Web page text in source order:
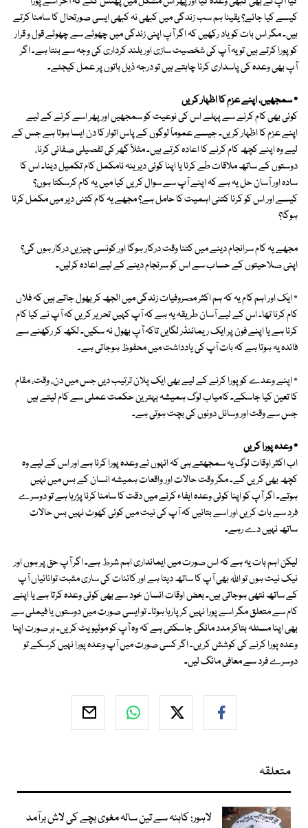
کیسے کیا جائے؟ یقینا ہم سب زندگی میں کبھی نہ کبھی ایسی صورتحال کا سامنا کرتے
ہیں۔ مگر اس بات کو یاد رکھیں کہ اگر آپ اپنی زندگی میں چھوٹے سے چھوٹے قول و قرار
کو پورا کرتے ہیں تو یہ آپ کی شخصیت سازی اور بلند کرداری کی وجہ سے بنتا ہے۔ اگر
آپ بھی وعدہ کی پاسداری کرنا چاہتے ہیں تو درجہ ذیل باتوں پر عمل کیجئے۔
٭ سمجھیں، اپنے عزم کا اظہار کریں
کوئی بھی کام کرنے سے پہلے اس کی نوعیت کو سمجھیں اور پھر اسے کرنے کے لیے
اپنے عزم کا اظہار کریں۔ جیسے عموماً لوگوں کے پاس اتوار کا دن ایسا ہوتا ہے جس کے
لیے وہ اپنے کچھ کام کرنے کا اعادہ کرتے ہیں۔ مثلاً گھر کی تفصیلی صفائی کرنا،
دوستوں کے ساتھ ملاقات طے کرنا یا اپنا کوئی دیرینہ نامکمل کام تکمیل دینا۔ اس کا
سادہ اور آسان حل یہ ہے کہ اپنے آپ سے سوال کریں کیا میں یہ کام کرسکتا ہوں؟
کیسے اور اس کو کرنا کتنی اہمیت کا حامل ہے؟ مجھے یہ کام کتنی دیر میں مکمل کرنا
ہوگا؟
مجھے یہ کام سرانجام دینے میں کتنا وقت درکار ہوگا اور کونسی چیزیں درکار ہوں گی؟
اپنی صلاحیتوں کے حساب سے اس کو سرنجام دینے کے لیے اعادہ کرلیں۔
٭ ایک اور اہم کام یہ کہ ہم اکثر مصروفیات زندگی میں الجھ کر بھول جاتے ہیں کہ فلاں
کام کرنا تھا۔ اس کے لیے آسان طریقہ یہ ہے کہ آپ کہیں تحریر کریں کہ آپ نے کیا کام
کرنا ہے یا اپنے فون پر ایک ریمائنڈر لگایں تاکہ آپ بھول نہ سکیں۔ لکھ کر رکھنے سے
فائدہ یہ ہوتا ہے کہ بات آپ کی یادداشت میں محفوظ ہوجاتی ہے۔
٭ اپنے وعدے کو پورا کرنے کے لیے بھی ایک پلان ترتیب دیں جس میں دن، وقت، مقام
کا تعین کیا جاسکے۔ کامیاب لوگ ہمیشہ بہترین حکمت عملی سے کام لیتے ہیں
جس سے وقت اور وسائل دونوں کی بچت ہوتی ہے۔
٭ وعدہ پورا کریں
اب اکثر اوقات لوگ یہ سمجھتے ہی کہ انہوں نے وعدہ پورا کرنا ہے اور اس کے لیے وہ
کچھ بھی کریں گے۔ مگر وقت حالات اور واقعات ہمیشہ انسان کے بس میں نہیں
ہوتے۔ اگر آپ کو اپنا کوئی وعدہ ایفاء کرنے میں دقت کا سامنا کرنا پڑرہا ہے تو دوسرے
فرد سے بات کریں اور اسے بتائیں کہ آپ کی نیت میں کوئی کھوٹ نہیں بس حالات
ساتھ نہیں دے رہے۔
لیکن اہم بات یہ ہے کہ اس صورت میں ایمانداری اہم شرط ہے۔ اگر آپ حق پر ہوں اور
نیک نیت ہوں تو اللہ بھی آپ کا ساتھ دیتا ہے اور کائنات کی ساری مثبت توانائیاں آپ
کے ساتھ نتھی ہوجاتی ہیں۔ بعض اوقات انسان خود سے بھی کوئی وعدہ کرتا ہے یا اپنے
کام سے متعلق مگر اسے پورا نہیں کرپارہا ہوتا۔ تو ایسی صورت میں دوستوں یا فیملی سے
بھی اپنا مسئلہ بتاکر مدد مانگی جاسکتی ہے کہ وہ آپ کو موٹیویٹ کریں۔ ہر صورت اپنا
وعدہ پورا کرنے کی کوشش کریں۔ اگر کسی صورت میں آپ وعدہ پورا نہیں کرسکے تو
دوسرے فرد سے معافی مانگ لیں۔
متعلقہ
لاہور: کاہنہ سے تین سالہ مغوی بچے کی لاش برآمد